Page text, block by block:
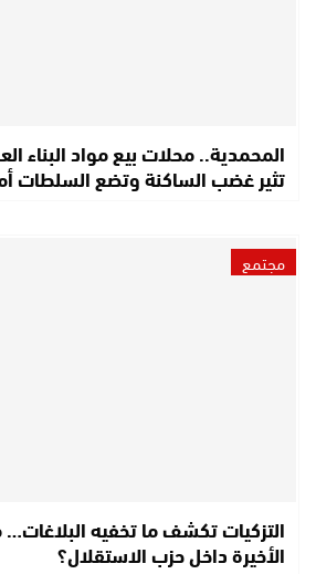
المحمدية.. محلات بيع مواد البناء
تثير غضب الساكنة وتضع السلطات
مجتمع
التزكيات تكشف ما تخفيه
الأخيرة داخل حزب الاستقلال؟